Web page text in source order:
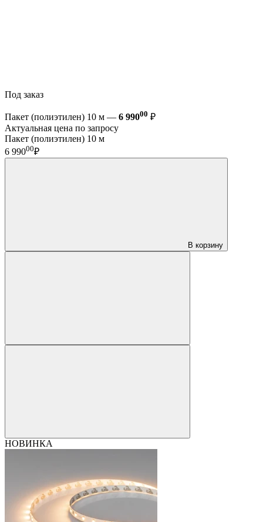
Под заказ
Пакет (полиэтилен) 10 м — 6 99000 ₽
Актуальная цена по запросу
Пакет (полиэтилен) 10 м
6 99000₽
В корзину
НОВИНКА